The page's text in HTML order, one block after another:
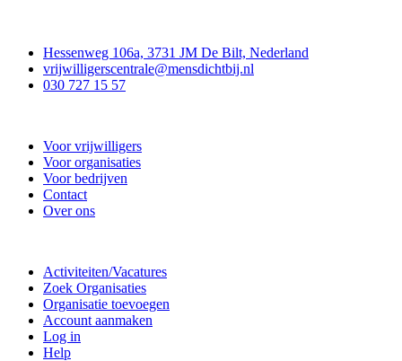
Hessenweg 106a, 3731 JM De Bilt, Nederland
vrijwilligerscentrale@mensdichtbij.nl
030 727 15 57
Voor vrijwilligers
Voor organisaties
Voor bedrijven
Contact
Over ons
Activiteiten/Vacatures
Zoek Organisaties
Organisatie toevoegen
Account aanmaken
Log in
Help